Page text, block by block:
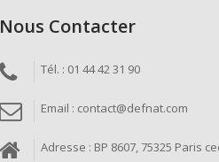
Nous Contacter
Tél. : 01 44 42 31 90
Email : contact@defnat.com
Adresse : BP 8607, 75325 Paris